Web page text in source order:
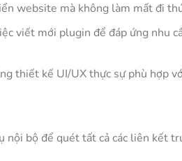
website mà không làm mất đi
viết mới plugin để đáp ứng nhu
thiết kế UI/UX thực sự phù hợp
nội bộ để quét tất cả các liên kết